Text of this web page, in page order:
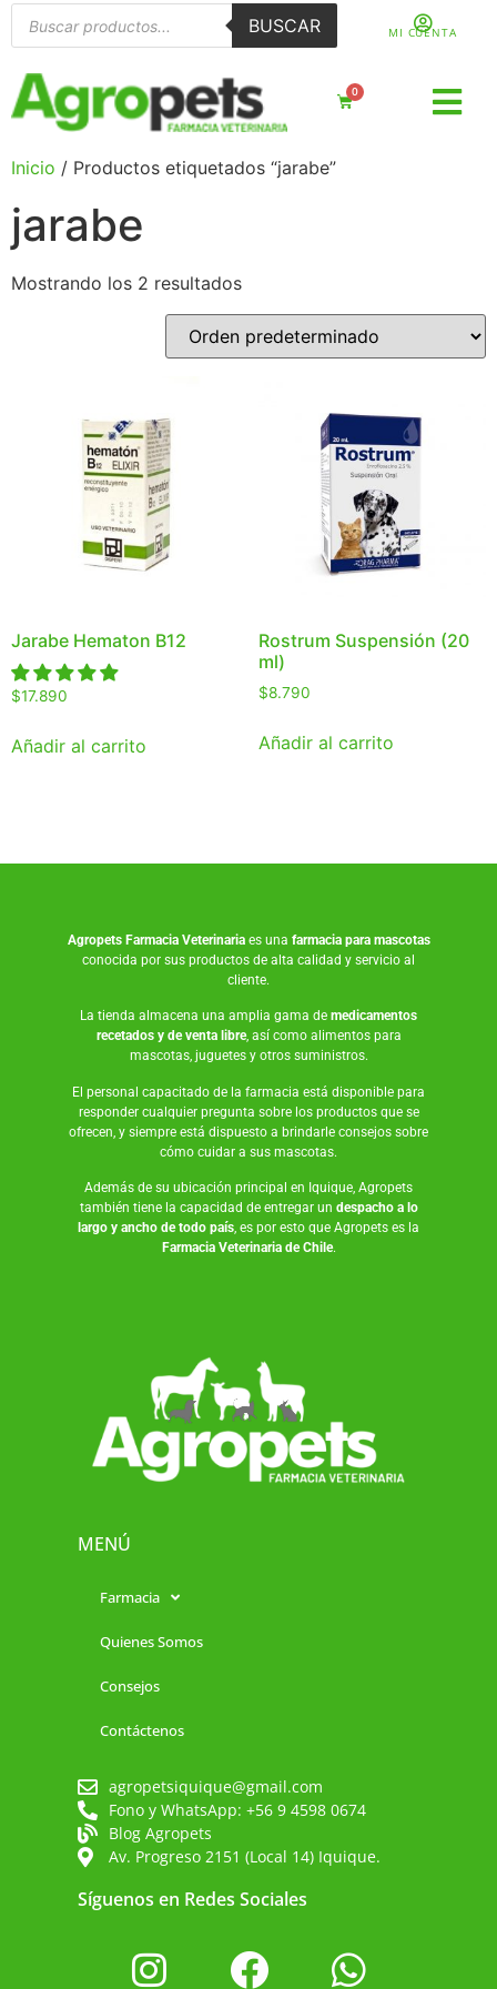
BUSCAR MI CUENTA
0
Inicio / Productos etiquetados “jarabe”
jarabe
Mostrando los 2 resultados
Jarabe Hematon B12
$17.890
Añadir al carrito
Rostrum Suspensión (20
ml)
$8.790
Añadir al carrito
Agropets Farmacia Veterinariaes una farmacia para mascotas
conocida por sus productos de alta calidad y servicio al
cliente.
La tienda almacena una amplia gama de medicamentos
recetados y de venta libre, así como alimentos para
mascotas, juguetesy otros suministros.
El personal capacitado de la farmacia está disponible para
responder cualquier pregunta sobre los productos que se
ofrecen, y siempre está dispuesto a brindarle consejos sobre
cómo cuidar a sus mascotas.
Además de su ubicación principal en Iquique, Agropets
también tiene la capacidad de entregar un despacho a lo
largo y ancho de todo país, es por esto que Agropets es la
Farmacia Veterinaria de Chile.
MENÚ
Farmacia
Quienes Somos
Consejos
Contáctenos
agropetsiquique@gmail.com
Fono y WhatsApp: +56 9 4598 0674
Blog Agropets
Av. Progreso 2151 (Local 14) Iquique.
Síguenos en Redes Sociales